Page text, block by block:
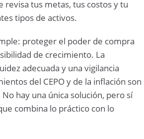
revisa tus metas, tus costos y tu
tipos de activos.
proteger el poder de compra
de crecimiento. La
adecuada y una vigilancia
del CEPO y de la inflación son
hay una única solución, pero sí
combina lo práctico con lo